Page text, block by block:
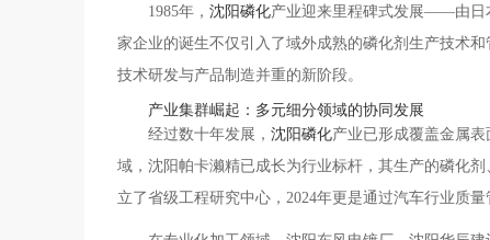
1985年， 沈阳磷化产业迎来里程碑式发展——由日
家企业的诞生不仅引入了域外成熟的磷化剂生产技术
技术研发与产品制造并重的新阶段。
产业集群崛起：多元细分领域的协同发展
经过数十年发展， 沈阳磷化产业已形成覆盖金属
域，沈阳帕卡濑精已成长为行业标杆，其生产的磷化
立了省级工程研究中心，2024年更是通过汽车行业质